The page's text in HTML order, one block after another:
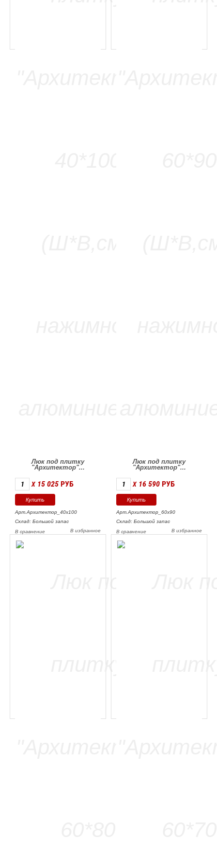
Люк под плитку
"Архитектор"...
X 15 025 РУБ
Арт.Архитектор_40х100
Склад: Большой запас
В избранное
В сравнение
Люк под плитку
"Архитектор"...
X 16 590 РУБ
Арт.Архитектор_60х90
Склад: Большой запас
В избранное
В сравнение